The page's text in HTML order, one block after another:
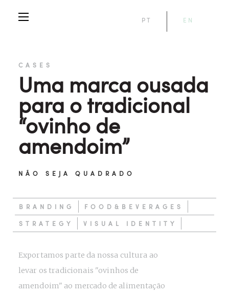
PT EN
CASES
Uma marca ousada
para o tradicional
“ovinho de
amendoim”
NÃO SEJA QUADRADO
BRANDING FOOD&BEVERAGES
STRATEGY VISUAL IDENTITY
Exportamos parte da nossa cultura ao
levar os tradicionais "ovinhos de
amendoim" ao mercado de alimentação